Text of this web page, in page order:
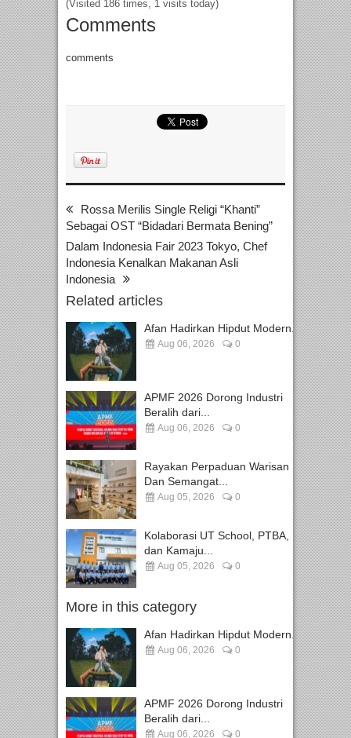
(Visited 186 times, 1 visits today)
Comments
comments
Rossa Merilis Single Religi “Khanti”
Sebagai OST “Bidadari Bermata Bening”
Dalam Indonesia Fair 2023 Tokyo, Chef
Indonesia Kenalkan Makanan Asli
Indonesia
Related articles
Afan Hadirkan Hipdut Modern...
Aug 06, 2026 0
APMF 2026 Dorong Industri
Beralih dari...
Aug 06, 2026 0
Rayakan Perpaduan Warisan
Dan Semangat...
Aug 05, 2026 0
Kolaborasi UT School, PTBA,
dan Kamaju...
Aug 05, 2026 0
More in this category
Afan Hadirkan Hipdut Modern...
Aug 06, 2026 0
APMF 2026 Dorong Industri
Beralih dari...
Aug 06, 2026 0